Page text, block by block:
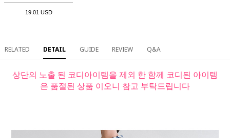
19.01 USD
RELATED DETAIL GUIDE REVIEW Q&A
상단의 노출 된 코디아이템을 제외 한 함께 코디된 아이템
은 품절된 상품 이오니 참고 부탁드립니다